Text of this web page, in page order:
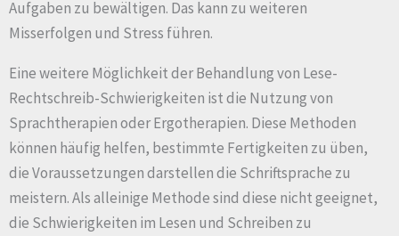
Aufgaben zu bewältigen. Das kann zu weiteren
Misserfolgen und Stress führen.
Eine weitere Möglichkeit der Behandlung von Lese-
Rechtschreib-Schwierigkeiten ist die Nutzung von
Sprachtherapien oder Ergotherapien. Diese Methoden
können häufig helfen, bestimmte Fertigkeiten zu üben,
die Voraussetzungen darstellen die Schriftsprache zu
meistern. Als alleinige Methode sind diese nicht geeignet,
die Schwierigkeiten im Lesen und Schreiben zu